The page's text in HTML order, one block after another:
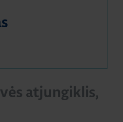
atjungiklis,